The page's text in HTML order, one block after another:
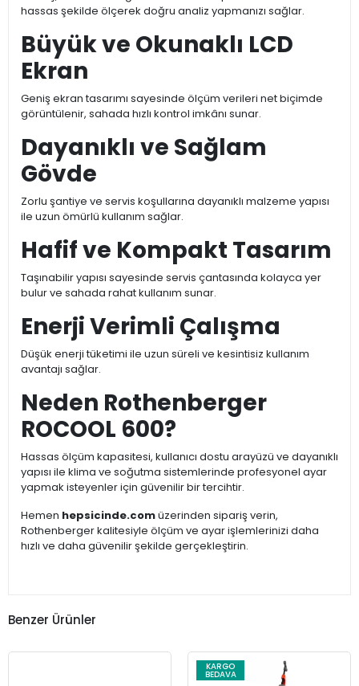
hassas şekilde ölçerek doğru analiz yapmanızı sağlar.
Büyük ve Okunaklı LCD
Ekran
Geniş ekran tasarımı sayesinde ölçüm verileri net biçimde
görüntülenir, sahada hızlı kontrol imkânı sunar.
Dayanıklı ve Sağlam
Gövde
Zorlu şantiye ve servis koşullarına dayanıklı malzeme yapısı
ile uzun ömürlü kullanım sağlar.
Hafif ve Kompakt Tasarım
Taşınabilir yapısı sayesinde servis çantasında kolayca yer
bulur ve sahada rahat kullanım sunar.
Enerji Verimli Çalışma
Düşük enerji tüketimi ile uzun süreli ve kesintisiz kullanım
avantajı sağlar.
Neden Rothenberger
ROCOOL 600?
Hassas ölçüm kapasitesi, kullanıcı dostu arayüzü ve dayanıklı
yapısı ile klima ve soğutma sistemlerinde profesyonel ayar
yapmak isteyenler için güvenilir bir tercihtir.
Hemen hepsicinde.comüzerinden sipariş verin,
Rothenberger kalitesiyle ölçüm ve ayar işlemlerinizi daha
hızlı ve daha güvenilir şekilde gerçekleştirin.
Benzer Ürünler
KARGO
BEDAVA